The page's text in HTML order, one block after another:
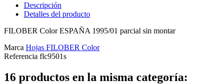
Descripción
Detalles del producto
FILOBER Color ESPAÑA 1995/01 parcial sin montar
Marca Hojas FILOBER Color
Referencia flc9501s
16 productos en la misma categoría: